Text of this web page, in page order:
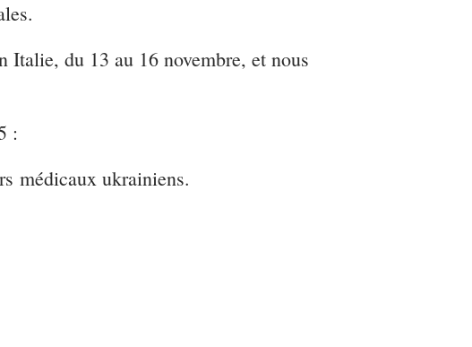
Italie, du 13 au 16 novembre, et nous
:
médicaux ukrainiens.